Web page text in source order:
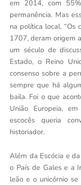
em 2014, com
permanência. Mas
na política local. “Os
1707, deram origem
um século de
Estado, o Reino
consenso sobre a
sempre que há
baila. Foi o que
União Europeia,
escocês queria
historiador.
Além da Escócia e
o País de Gales e a
leão e o unicórnio